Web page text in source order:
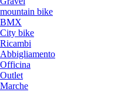
mountain bike
BMX
City bike
Ricambi
Abbigliamento
Officina
Outlet
Marche